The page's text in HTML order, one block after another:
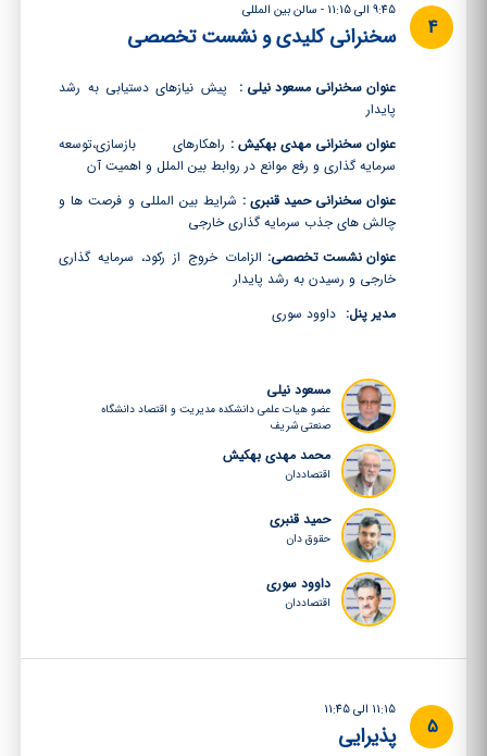
9:45 الی 11:15 - سالن بین المللی
سخنرانی کلیدی و نشست تخصصی
عنوان سخنرانی مسعود نیلی :
پیش نیازهای دستیابی به رشد
پایدار
عنوان سخنرانی مهدی بهکیش : راهکارهای بازسازی،توسعه
سرمایه گذاری و رفع موانع در روابط بین الملل و اهمیت آن
عنوان سخنرانی حمید قنبری : شرایط بین المللی و فرصت ها و
چالش های جذب سرمایه گذاری خارجی
عنوان نشست تخصصی: الزامات خروج از رکود، سرمایه گذاری
خارجی و رسیدن به رشد پایدار
مدیر پنل: داوود سوری
مسعود نیلی
عضو هیات علمی دانشکده مدیریت و اقتصاد دانشگاه
صنعتی شریف
محمد مهدی بهکیش
اقتصاددان
حمید قنبری
حقوق دان
داوود سوری
اقتصاددان
4
11:15 الی 11:45
پذیرایی 5